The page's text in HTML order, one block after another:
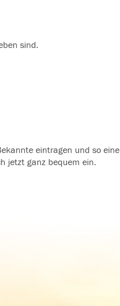
sind.
eintragen und so eine
jetzt ganz bequem ein.